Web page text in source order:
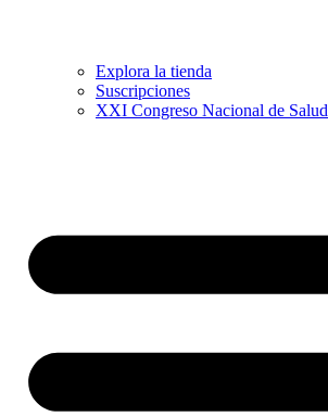
Explora la tienda
Suscripciones
XXI Congreso Nacional de Salud